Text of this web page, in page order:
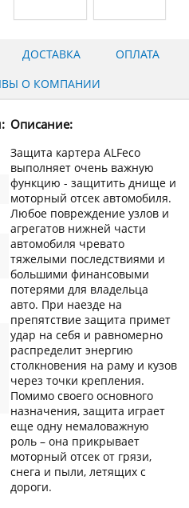
ДОСТАВКА
ОПЛАТА
О КОМПАНИИ
Описание:
Защита картера ALFeco
выполняет очень важную
функцию - защитить днище и
моторный отсек автомобиля.
Любое повреждение узлов и
агрегатов нижней части
автомобиля чревато
тяжелыми последствиями и
большими финансовыми
потерями для владельца
авто. При наезде на
препятствие защита примет
удар на себя и равномерно
распределит энергию
столкновения на раму и кузов
через точки крепления.
Помимо своего основного
назначения, защита играет
еще одну немаловажную
роль – она прикрывает
моторный отсек от грязи,
снега и пыли, летящих с
дороги.